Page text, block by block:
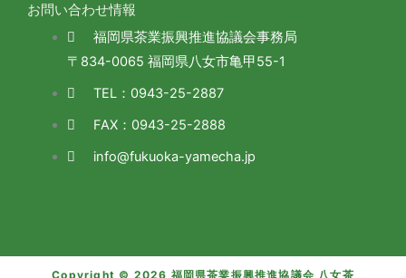
お問い合わせ情報
福岡県茶業振興推進協議会事務局
〒834-0065 福岡県八女市亀甲55-1
TEL：0943-25-2887
FAX：0943-25-2888
info@fukuoka-yamecha.jp
Copyright © 2026 福岡県茶業振興推進協議会 八女茶